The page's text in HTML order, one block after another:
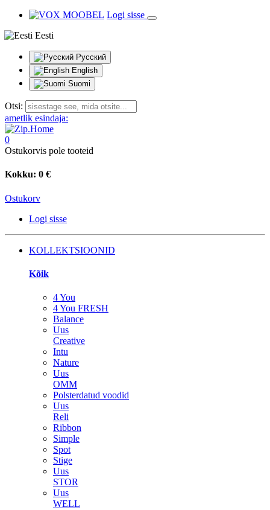
Logi sisse
Eesti
Русский
English
Suomi
Otsi:
ametlik esindaja:
0
Ostukorvis pole tooteid
Kokku: 0 €
Ostukorv
Logi sisse
KOLLEKTSIOONID
Kõik
4 You
4 You FRESH
Balance
Uus
Creative
Intu
Nature
Uus
OMM
Polsterdatud voodid
Uus
Reli
Ribbon
Simple
Spot
Stige
Uus
STOR
Uus
WELL